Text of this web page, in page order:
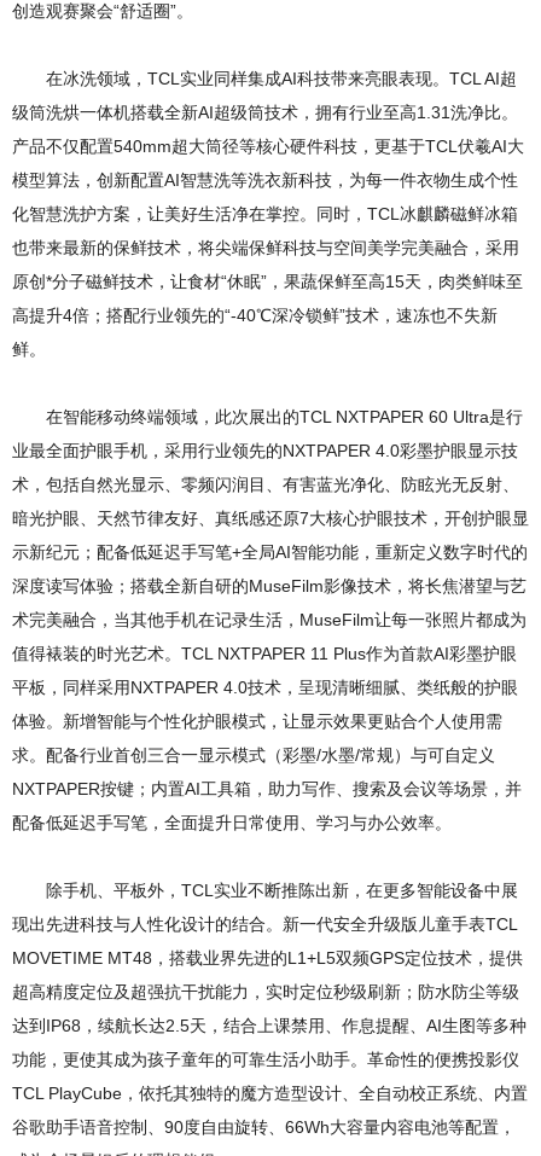
创造观赛聚会“舒适圈”。
在冰洗领域，TCL实业同样集成AI科技带来亮眼表现。TCL AI超
级筒洗烘一体机搭载全新AI超级筒技术，拥有行业至高1.31洗净比。
产品不仅配置540mm超大筒径等核心硬件科技，更基于TCL伏羲AI大
模型算法，创新配置AI智慧洗等洗衣新科技，为每一件衣物生成个性
化智慧洗护方案，让美好生活净在掌控。同时，TCL冰麒麟磁鲜冰箱
也带来最新的保鲜技术，将尖端保鲜科技与空间美学完美融合，采用
原创*分子磁鲜技术，让食材“休眠”，果蔬保鲜至高15天，肉类鲜味至
高提升4倍；搭配行业领先的“-40℃深冷锁鲜”技术，速冻也不失新
鲜。
在智能移动终端领域，此次展出的TCL NXTPAPER 60 Ultra是行
业最全面护眼手机，采用行业领先的NXTPAPER 4.0彩墨护眼显示技
术，包括自然光显示、零频闪润目、有害蓝光净化、防眩光无反射、
暗光护眼、天然节律友好、真纸感还原7大核心护眼技术，开创护眼显
示新纪元；配备低延迟手写笔+全局AI智能功能，重新定义数字时代的
深度读写体验；搭载全新自研的MuseFilm影像技术，将长焦潜望与艺
术完美融合，当其他手机在记录生活，MuseFilm让每一张照片都成为
值得裱装的时光艺术。TCL NXTPAPER 11 Plus作为首款AI彩墨护眼
平板，同样采用NXTPAPER 4.0技术，呈现清晰细腻、类纸般的护眼
体验。新增智能与个性化护眼模式，让显示效果更贴合个人使用需
求。配备行业首创三合一显示模式（彩墨/水墨/常规）与可自定义
NXTPAPER按键；内置AI工具箱，助力写作、搜索及会议等场景，并
配备低延迟手写笔，全面提升日常使用、学习与办公效率。
除手机、平板外，TCL实业不断推陈出新，在更多智能设备中展
现出先进科技与人性化设计的结合。新一代安全升级版儿童手表TCL
MOVETIME MT48，搭载业界先进的L1+L5双频GPS定位技术，提供
超高精度定位及超强抗干扰能力，实时定位秒级刷新；防水防尘等级
达到IP68，续航长达2.5天，结合上课禁用、作息提醒、AI生图等多种
功能，更使其成为孩子童年的可靠生活小助手。革命性的便携投影仪
TCL PlayCube，依托其独特的魔方造型设计、全自动校正系统、内置
谷歌助手语音控制、90度自由旋转、66Wh大容量内容电池等配置，